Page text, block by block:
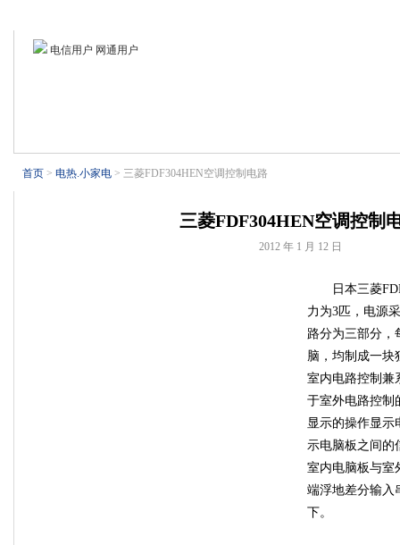
电信用户 网通用户
首页 > 电热.小家电 > 三菱FDF304HEN空调控制电路
三菱FDF304HEN空调控制
2012 年 1 月 12 日
日本三菱
力为3匹，电源
路分为三部分，
脑，均制成一块
室内电路控制兼
于室外电路控制
显示的操作显示
示电脑板之间的
室内电脑板与室
端浮地差分输入
下。